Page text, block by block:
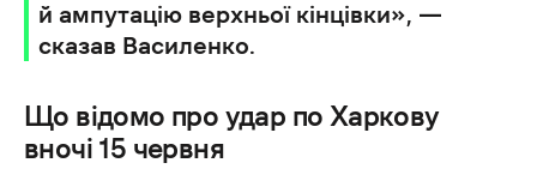
й ампутацію верхньої кінцівки», —
сказав Василенко.
Що відомо про удар по Харкову
вночі 15 червня